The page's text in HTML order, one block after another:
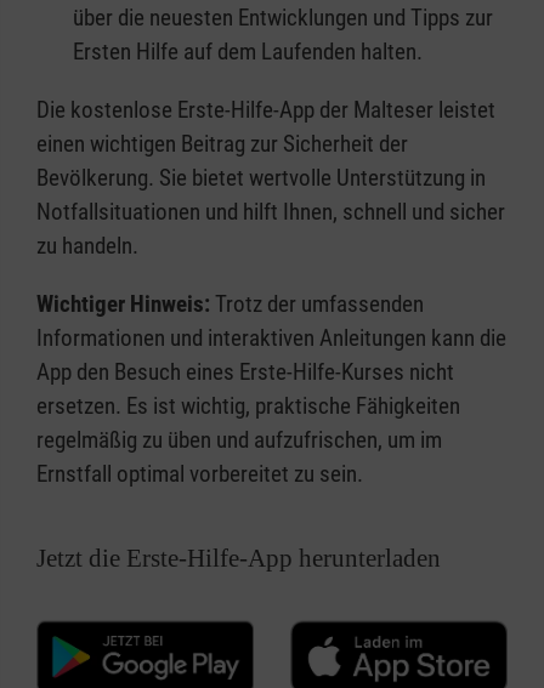
über die neuesten Entwicklungen und Tipps zur
Ersten Hilfe auf dem Laufenden halten.
Die kostenlose Erste-Hilfe-App der Malteser leistet
einen wichtigen Beitrag zur Sicherheit der
Bevölkerung. Sie bietet wertvolle Unterstützung in
Notfallsituationen und hilft Ihnen, schnell und sicher
zu handeln.
Wichtiger Hinweis: Trotz der umfassenden
Informationen und interaktiven Anleitungen kann die
App den Besuch eines Erste-Hilfe-Kurses nicht
ersetzen. Es ist wichtig, praktische Fähigkeiten
regelmäßig zu üben und aufzufrischen, um im
Ernstfall optimal vorbereitet zu sein.
Jetzt die Erste-Hilfe-App herunterladen